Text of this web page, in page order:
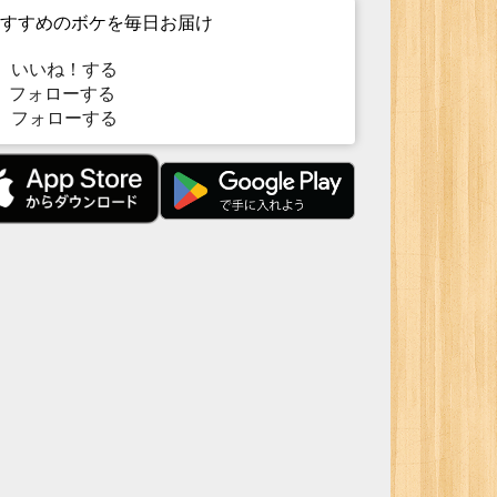
すめのボケを毎日お届け
いいね！する
ォローする
フォローする